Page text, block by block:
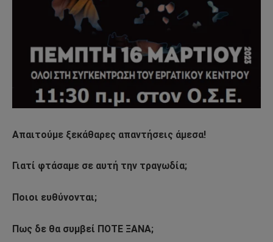
Απαιτούμε ξεκάθαρες απαντήσεις άμεσα!
Γιατί φτάσαμε σε αυτή την τραγωδία;
Ποιοι ευθύνονται;
Πως δε θα συμβεί ΠΟΤΕ ΞΑΝΑ;